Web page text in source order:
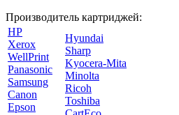
Производитель картриджей:
HP
Xerox
WellPrint
Panasonic
Samsung
Canon
Epson
Hyundai
Sharp
Kyocera-Mita
Minolta
Ricoh
Toshiba